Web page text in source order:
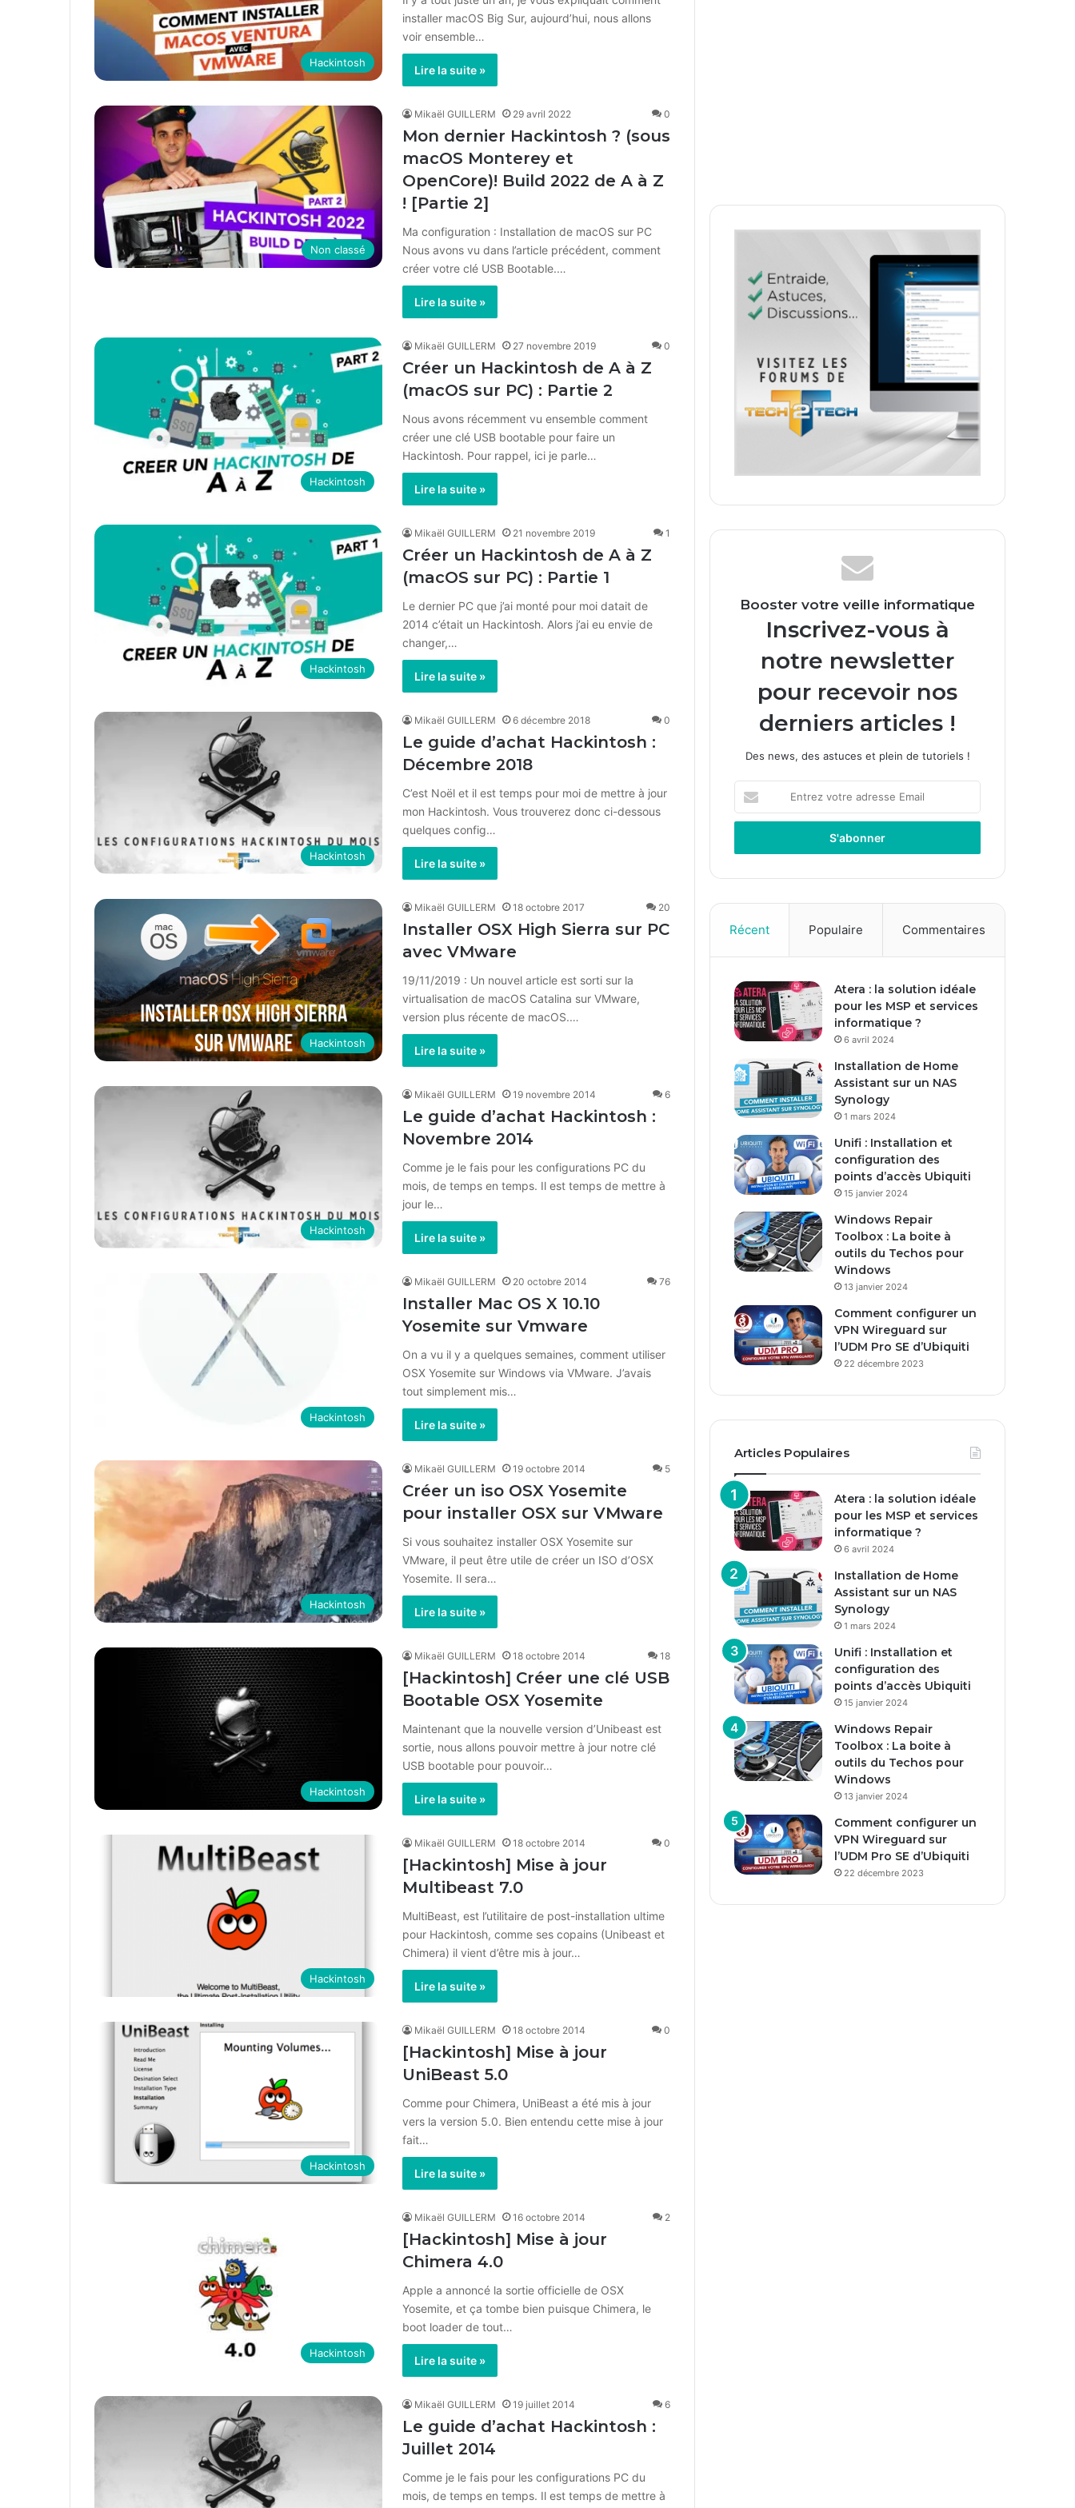
Hackintosh
installer macOS Big Sur, aujourd’hui, nous allons
voir ensemble…
Lire la suite »
Non classé
Mikaël GUILLERM 29 avril 2022 0
Mon dernier Hackintosh ? (sous
macOS Monterey et
OpenCore)! Build 2022 de A à Z
! [Partie 2]
Ma configuration : Installation de macOS sur PC
Nous avons vu dans l’article précédent, comment
créer votre clé USB Bootable.…
Lire la suite »
Hackintosh
Mikaël GUILLERM 27 novembre 2019 0
Créer un Hackintosh de A à Z
(macOS sur PC) : Partie 2
Nous avons récemment vu ensemble comment
créer une clé USB bootable pour faire un
Hackintosh. Pour rappel, ici je parle…
Lire la suite »
Hackintosh
Mikaël GUILLERM 21 novembre 2019 1
Créer un Hackintosh de A à Z
(macOS sur PC) : Partie 1
Le dernier PC que j’ai monté pour moi datait de
2014 c’était un Hackintosh. Alors j’ai eu envie de
changer,…
Lire la suite »
Hackintosh
Mikaël GUILLERM 6 décembre 2018 0
Le guide d’achat Hackintosh :
Décembre 2018
C’est Noël et il est temps pour moi de mettre à jour
mon Hackintosh. Vous trouverez donc ci-dessous
quelques config…
Lire la suite »
Hackintosh
Mikaël GUILLERM 18 octobre 2017 20
Installer OSX High Sierra sur PC
avec VMware
19/11/2019 : Un nouvel article est sorti sur la
virtualisation de macOS Catalina sur VMware,
version plus récente de macOS.…
Lire la suite »
Hackintosh
Mikaël GUILLERM 19 novembre 2014 6
Le guide d’achat Hackintosh :
Novembre 2014
Comme je le fais pour les configurations PC du
mois, de temps en temps. Il est temps de mettre à
jour le…
Lire la suite »
Hackintosh
Mikaël GUILLERM 20 octobre 2014 76
Installer Mac OS X 10.10
Yosemite sur Vmware
On a vu il y a quelques semaines, comment utiliser
OSX Yosemite sur Windows via VMware. J’avais
tout simplement mis…
Lire la suite »
Hackintosh
Mikaël GUILLERM 19 octobre 2014 5
Créer un iso OSX Yosemite
pour installer OSX sur VMware
Si vous souhaitez installer OSX Yosemite sur
VMware, il peut être utile de créer un ISO d’OSX
Yosemite. Il sera…
Lire la suite »
Hackintosh
Mikaël GUILLERM 18 octobre 2014 18
[Hackintosh] Créer une clé USB
Bootable OSX Yosemite
Maintenant que la nouvelle version d’Unibeast est
sortie, nous allons pouvoir mettre à jour notre clé
USB bootable pour pouvoir…
Lire la suite »
Hackintosh
Mikaël GUILLERM 18 octobre 2014 0
[Hackintosh] Mise à jour
Multibeast 7.0
MultiBeast, est l’utilitaire de post-installation ultime
pour Hackintosh, comme ses copains (Unibeast et
Chimera) il vient d’être mis à jour…
Lire la suite »
Hackintosh
Mikaël GUILLERM 18 octobre 2014 0
[Hackintosh] Mise à jour
UniBeast 5.0
Comme pour Chimera, UniBeast a été mis à jour
vers la version 5.0. Bien entendu cette mise à jour
fait…
Lire la suite »
Hackintosh
Mikaël GUILLERM 16 octobre 2014 2
[Hackintosh] Mise à jour
Chimera 4.0
Apple a annoncé la sortie officielle de OSX
Yosemite, et ça tombe bien puisque Chimera, le
boot loader de tout…
Lire la suite »
Mikaël GUILLERM 19 juillet 2014 6
Le guide d’achat Hackintosh :
Juillet 2014
Comme je le fais pour les configurations PC du
mois, de temps en temps. Il est temps de mettre à
Booster votre veille informatique
Inscrivez-vous à
notre newsletter
pour recevoir nos
derniers articles !
Des news, des astuces et plein de tutoriels !
t
e
o
t
e
d
r
e
s
e
m
i
l
Récent Populaire Commentaires
Atera : la solution idéale
pour les MSP et services
informatique ?
6 avril 2024
Installation de Home
Assistant sur un NAS
Synology
1 mars 2024
Unifi : Installation et
configuration des
points d’accès Ubiquiti
15 janvier 2024
Windows Repair
Toolbox : La boite à
outils du Techos pour
Windows
13 janvier 2024
Comment configurer un
VPN Wireguard sur
l’UDM Pro SE d’Ubiquiti
22 décembre 2023
Articles Populaires
Atera : la solution idéale
pour les MSP et services
informatique ?
6 avril 2024
Installation de Home
Assistant sur un NAS
Synology
1 mars 2024
Unifi : Installation et
configuration des
points d’accès Ubiquiti
15 janvier 2024
Windows Repair
Toolbox : La boite à
outils du Techos pour
Windows
13 janvier 2024
Comment configurer un
VPN Wireguard sur
l’UDM Pro SE d’Ubiquiti
22 décembre 2023